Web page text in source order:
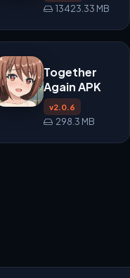
13423.33 MB
Together
Again APK
v2.0.6
298.3 MB